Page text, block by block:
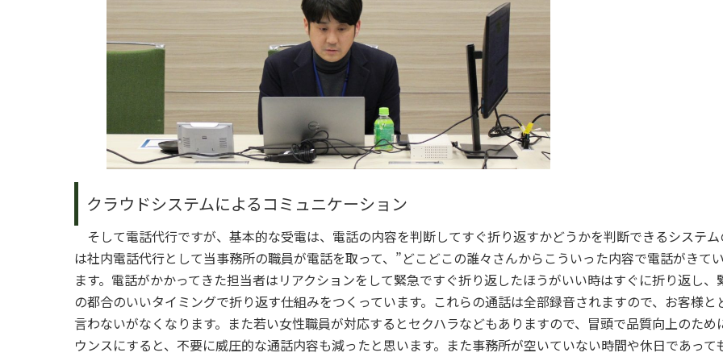
クラウドシステムによるコミュニケーション
そして電話代行ですが、基本的な受電は、電話の内容を判断してすぐ折り返すかどうかを判断できるシステ
は社内電話代行として当事務所の職員が電話を取って、”どこどこの誰々さんからこういった内容で電話がきて
ます。電話がかかってきた担当者はリアクションをして緊急ですぐ折り返したほうがいい時はすぐに折り返し
の都合のいいタイミングで折り返す仕組みをつくっています。これらの通話は全部録音されますので、お客様
言わないがなくなります。また若い女性職員が対応するとセクハラなどもありますので、冒頭で品質向上のた
ウンスにすると、不要に威圧的な通話内容も減ったと思います。また事務所が空いていない時間や休日であっ